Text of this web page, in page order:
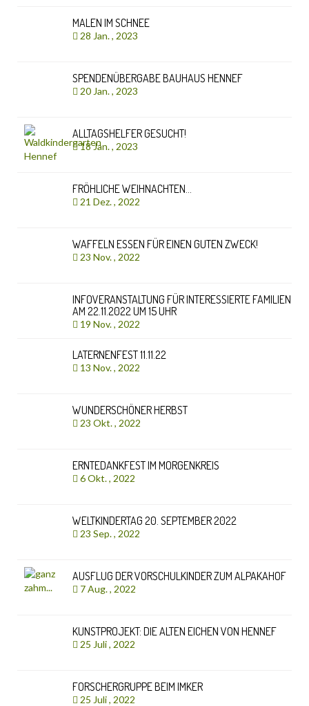
MALEN IM SCHNEE
28 Jan. , 2023
SPENDENÜBERGABE BAUHAUS HENNEF
20 Jan. , 2023
ALLTAGSHELFER GESUCHT!
18 Jan. , 2023
FRÖHLICHE WEIHNACHTEN…
21 Dez. , 2022
WAFFELN ESSEN FÜR EINEN GUTEN ZWECK!
23 Nov. , 2022
INFOVERANSTALTUNG FÜR INTERESSIERTE FAMILIEN
AM 22.11.2022 UM 15 UHR
19 Nov. , 2022
LATERNENFEST 11.11.22
13 Nov. , 2022
WUNDERSCHÖNER HERBST
23 Okt. , 2022
ERNTEDANKFEST IM MORGENKREIS
6 Okt. , 2022
WELTKINDERTAG 20. SEPTEMBER 2022
23 Sep. , 2022
AUSFLUG DER VORSCHULKINDER ZUM ALPAKAHOF
7 Aug. , 2022
KUNSTPROJEKT: DIE ALTEN EICHEN VON HENNEF
25 Juli , 2022
FORSCHERGRUPPE BEIM IMKER
25 Juli , 2022